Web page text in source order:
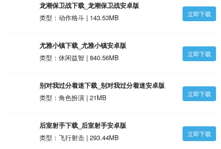
龙潮保卫战下载_龙潮保卫战安卓版
类型：动作格斗 | 143.53MB
立即下载
尤雅小镇下载_尤雅小镇安卓版
类型：休闲益智 | 840.56MB
立即下载
别对我过分着迷下载_别对我过分着迷安卓版
类型：角色扮演 | 21MB
立即下载
后室射手下载_后室射手安卓版
类型：飞行射击 | 293.44MB
立即下载